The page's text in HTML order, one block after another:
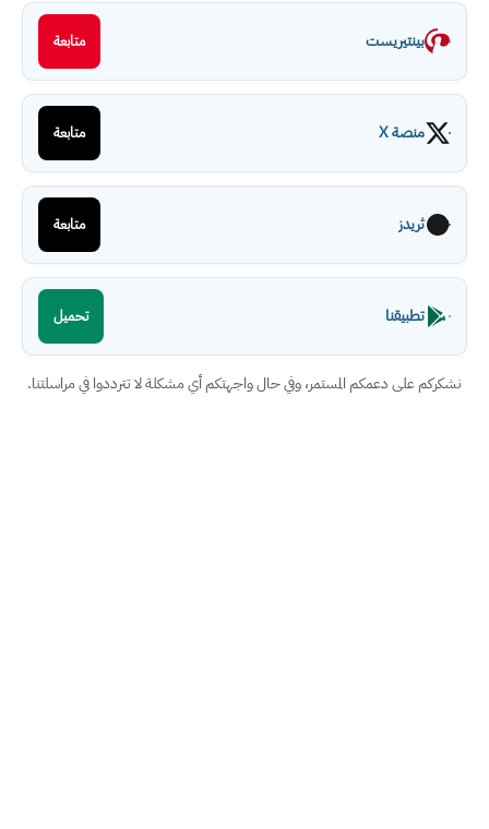
بينتيريست متابعة
منصة X متابعة
ثريدز متابعة
تطبيقنا تحميل
نشكركم على دعمكم المستمر، وفي حال واجهتكم أي مشكلة لا تترددوا في مراسلتنا.